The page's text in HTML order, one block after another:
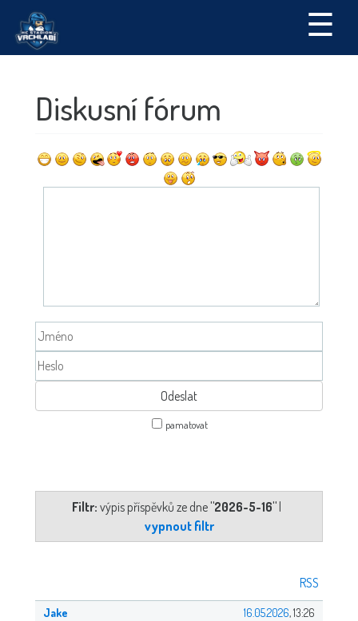
☰
Diskusní fórum
pamatovat
Filtr: výpis příspěvků ze dne"2026-5-16" |
vypnout filtr
RSS
Jake 16.05.2026, 13:26